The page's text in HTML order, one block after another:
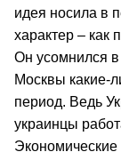
идея носила в
характер – как
Он усомнился в
Москвы какие-
период. Ведь
украинцы
Экономические